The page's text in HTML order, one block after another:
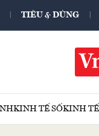
TIÊU & DÙNG
KINH TẾ SỐKINH